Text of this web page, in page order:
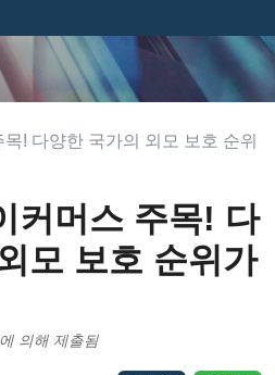
! 다양한 국가의 외모 보호 순위
커머스 주목! 다
모 보호 순위가
에 의해 제출됨